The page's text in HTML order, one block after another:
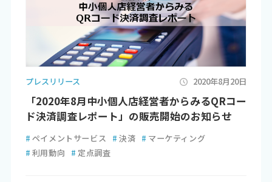
プレスリリース 2020年8月20日
「2020年8月中小個人店経営者からみるQRコー
ド決済調査レポート」の販売開始のお知らせ
# ペイメントサービス # 決済 # マーケティング
# 利用動向 # 定点調査